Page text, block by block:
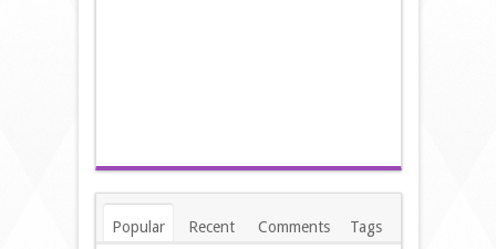
Popular Recent Comments Tags